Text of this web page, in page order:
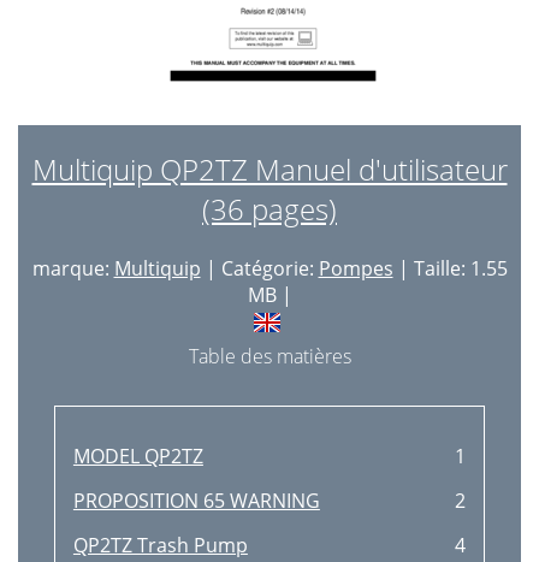
Multiquip QP2TZ Manuel d'utilisateur
(36 pages)
marque: Multiquip | Catégorie: Pompes | Taille: 1.55
MB |
Table des matières
MODEL QP2TZ
1
PROPOSITION 65 WARNING
2
QP2TZ Trash Pump
4